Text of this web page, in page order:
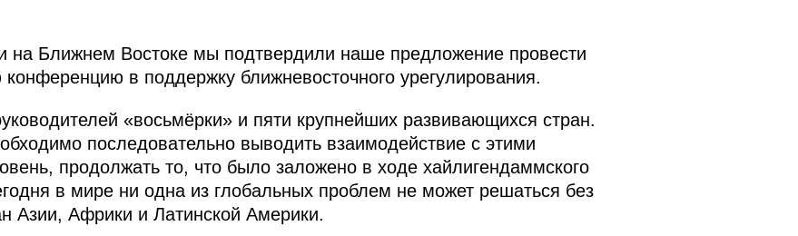
на Ближнем Востоке мы подтвердили наше предложение провести
в поддержку ближневосточного урегулирования.
«восьмёрки» и пяти крупнейших развивающихся стран.
последовательно выводить взаимодействие с этими
продолжать то, что было заложено в ходе хайлигендаммского
в мире ни одна из глобальных проблем не может решаться без
Азии, Африки и Латинской Америки.